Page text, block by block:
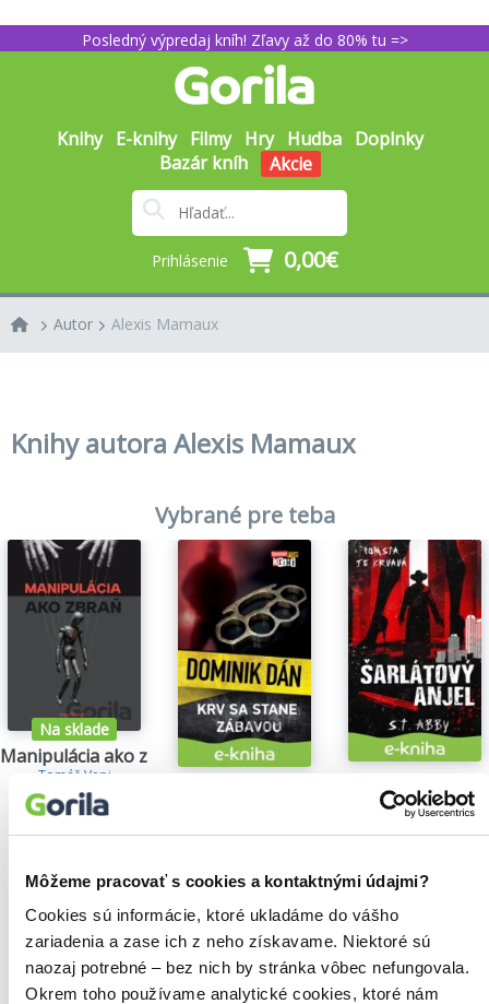
Môžeme pracovať s cookies a kontaktnými údajmi?
Cookies sú informácie, ktoré ukladáme do vášho
zariadenia a zase ich z neho získavame. Niektoré sú
naozaj potrebné – bez nich by stránka vôbec nefungovala.
Okrem toho používame analytické cookies, ktoré nám
Posledný výpredaj kníh! Zľavy až do 80% tu =>
Knihy E-knihy Filmy Hry Hudba Doplnky
Bazár kníh
Akcie
Prihlásenie 0,00€
Autor Alexis Mamaux
Knihy autora Alexis Mamaux
Vybrané pre teba
Na sklade
Manipulácia ako zbraň
Tomáš Vepi
15,79€
14,35€
Šarlátový anjel
S.T. Abby
5,84€
Našli sme0titulov
Zoradiť podľa: